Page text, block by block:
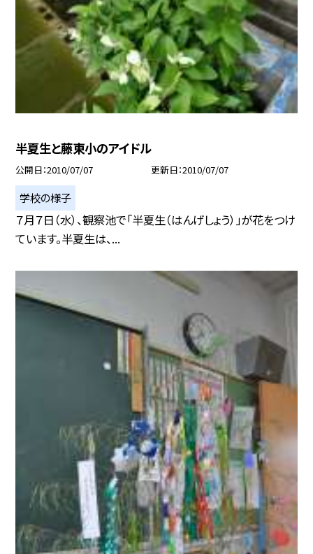
半夏生と藤東小のアイドル
公開日 2010/07/07 更新日 2010/07/07
学校の様子
７月７日（水）、観察池で「半夏生（はんげしょう）」が花をつけ
ています。半夏生は、...